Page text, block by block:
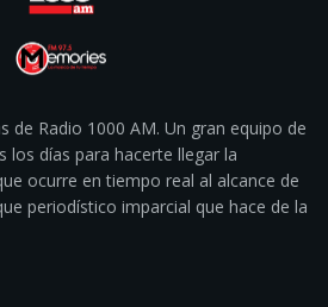
de Radio 1000 AM. Un gran equipo de
días para hacerte llegar la
ocurre en tiempo real al alcance de
periodístico imparcial que hace de la